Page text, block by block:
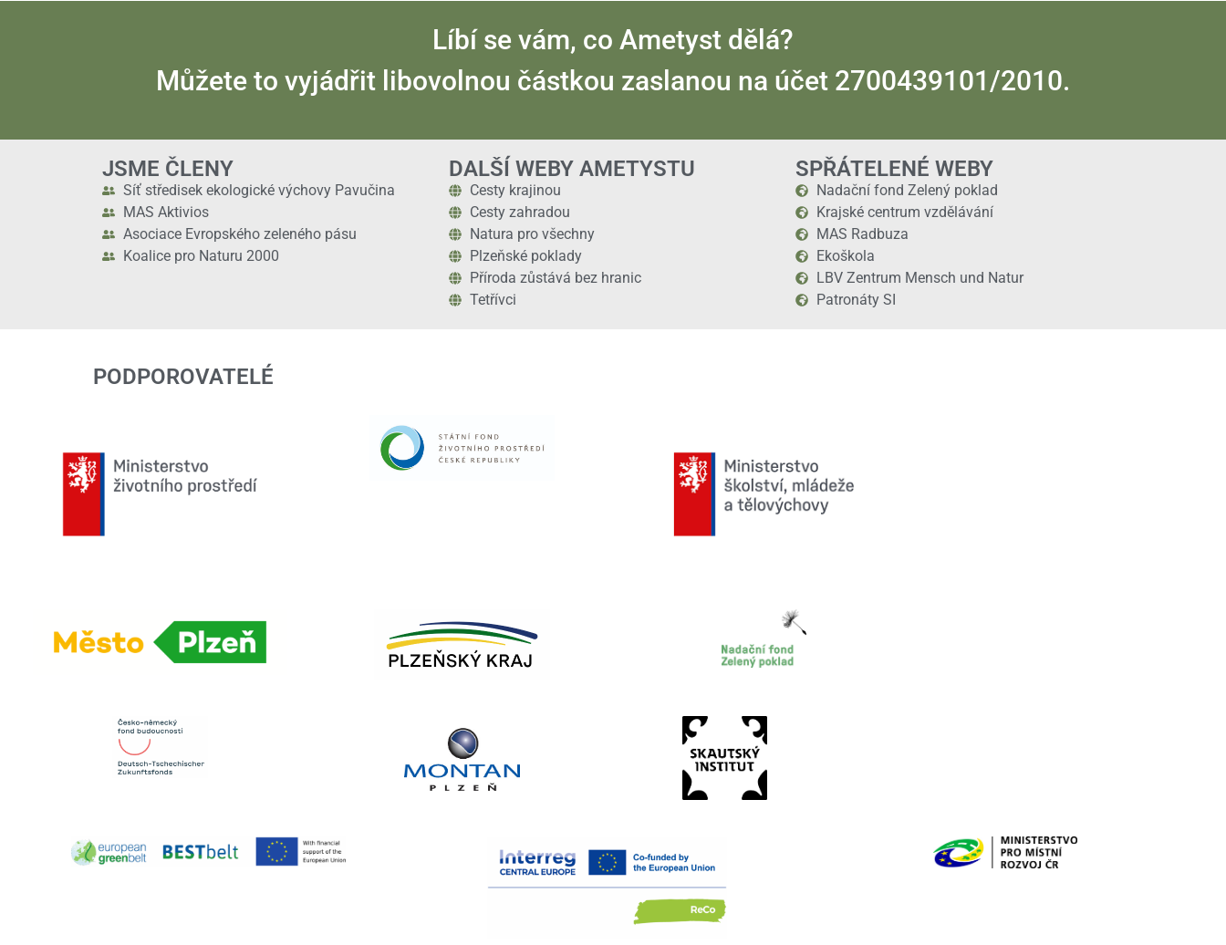
Líbí se vám, co Ametyst dělá?
Můžete to vyjádřit libovolnou částkou zaslanou na účet 2700439101/2010.
JSME ČLENY
Síť středisek ekologické výchovy Pavučina
MAS Aktivios
Asociace Evropského zeleného pásu
Koalice pro Naturu 2000
DALŠÍ WEBY AMETYSTU
Cesty krajinou
Cesty zahradou
Natura pro všechny
Plzeňské poklady
Příroda zůstává bez hranic
Tetřívci
SPŘÁTELENÉ WEBY
Nadační fond Zelený poklad
Krajské centrum vzdělávání
MAS Radbuza
Ekoškola
LBV Zentrum Mensch und Natur
Patronáty SI
PODPOROVATELÉ